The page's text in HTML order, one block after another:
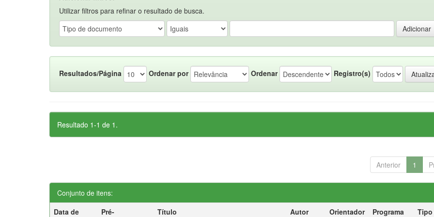
Utilizar filtros para refinar o resultado de busca.
Resultados/Página Ordenar por Ordenar Registro(s)
Resultado 1-1 de 1.
Anterior 1
Conjunto de itens:
Data de
Pré-
Título Autor Orientador Programa
Tipo